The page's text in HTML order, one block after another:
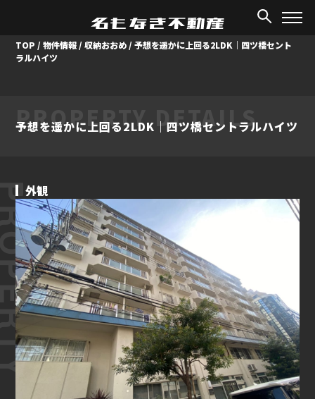
TOP /物件情報 /収納おおめ /予想を遥かに上回る2LDK｜四ツ橋セント
ラルハイツ
PROPERTY DETAILS
予想を遥かに上回る2LDK｜四ツ橋セントラルハイツ
外観